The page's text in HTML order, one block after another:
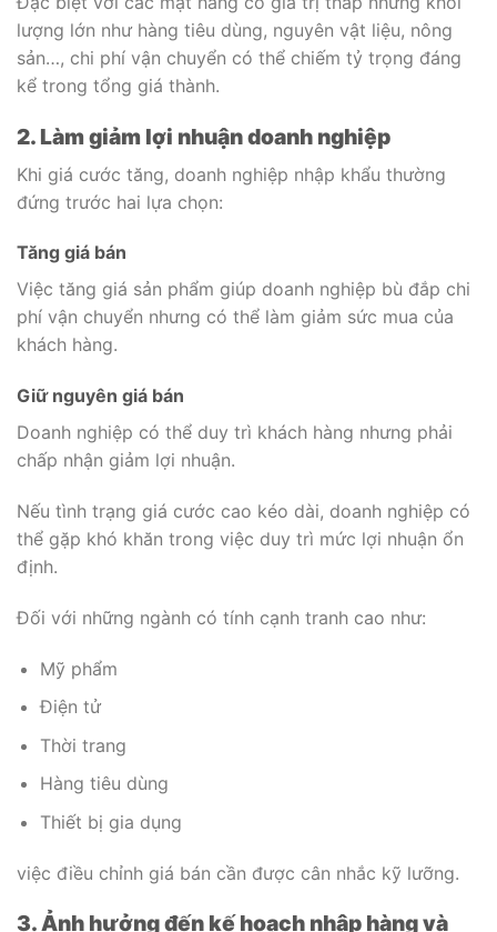
lượng lớn như hàng tiêu dùng, nguyên vật liệu, nông
sản…, chi phí vận chuyển có thể chiếm tỷ trọng đáng
kể trong tổng giá thành.
2. Làm giảm lợi nhuận doanh nghiệp
Khi giá cước tăng, doanh nghiệp nhập khẩu thường
đứng trước hai lựa chọn:
Tăng giá bán
Việc tăng giá sản phẩm giúp doanh nghiệp bù đắp chi
phí vận chuyển nhưng có thể làm giảm sức mua của
khách hàng.
Giữ nguyên giá bán
Doanh nghiệp có thể duy trì khách hàng nhưng phải
chấp nhận giảm lợi nhuận.
Nếu tình trạng giá cước cao kéo dài, doanh nghiệp có
thể gặp khó khăn trong việc duy trì mức lợi nhuận ổn
định.
Đối với những ngành có tính cạnh tranh cao như:
Mỹ phẩm
Điện tử
Thời trang
Hàng tiêu dùng
Thiết bị gia dụng
việc điều chỉnh giá bán cần được cân nhắc kỹ lưỡng.
3. Ảnh hưởng đến kế hoạch nhập hàng và